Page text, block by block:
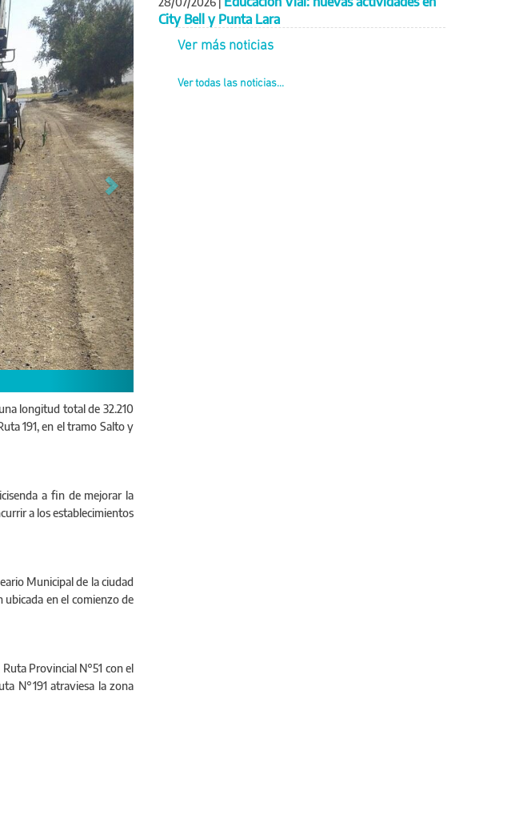
longitud total de 32.210
191, en el tramo Salto y
a fin de mejorar la
a los establecimientos
Municipal de la ciudad
en el comienzo de
Provincial N°51 con el
N°191 atraviesa la zona
City Bell y Punta Lara
Ver más noticias
Ver todas las noticias...